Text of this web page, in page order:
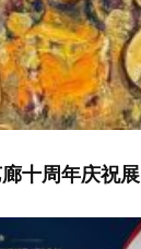
十周年庆祝展